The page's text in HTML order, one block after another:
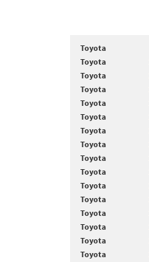
Toyota
Toyota
Toyota
Toyota
Toyota
Toyota
Toyota
Toyota
Toyota
Toyota
Toyota
Toyota
Toyota
Toyota
Toyota
Toyota